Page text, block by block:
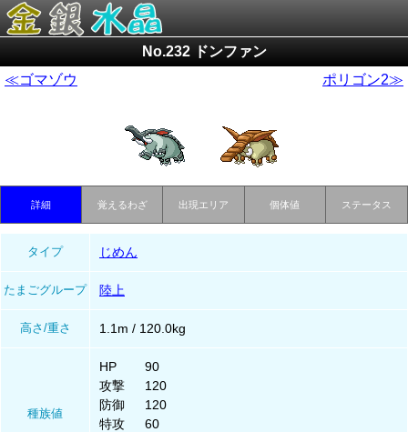
No.232 ドンファン
≪ゴマゾウ
ポリゴン2≫
詳細 覚えるわざ 出現エリア 個体値 ステータス
タイプ じめん
たまごグループ 陸上
高さ/重さ 1.1m / 120.0kg
種族値
HP
90
攻撃
120
防御
120
特攻
60